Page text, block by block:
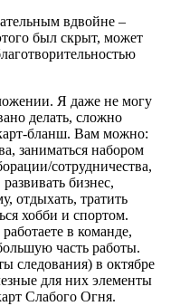
вдвойне –
был скрыт, может
Я даже не могу
делать, сложно
бланш. Вам можно:
заниматься набором
сотрудничества,
бизнес,
отдыхать, тратить
хобби и спортом.
в команде,
часть работы.
следования) в октябре
для них элементы
Слабого Огня.